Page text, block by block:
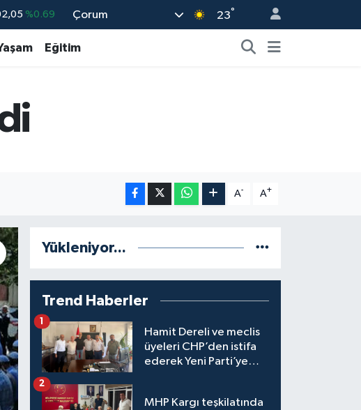
%0.69
%0.39
Çorum 23°
Eğitim
A- A+
Yükleniyor...
Trend Haberler
Hamit Dereli ve meclis
üyeleri CHP’den istifa
ederek Yeni Parti’ye
1
MHP Kargı teşkilatında
2